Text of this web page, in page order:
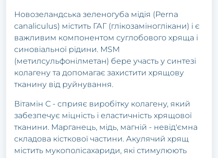
Новозеландська зеленогуба мідія (Perna
canaliculus) містить ГАГ (глікозаміноглікани) і є
важливим компонентом суглобового хряща і
синовіальної рідини. MSM
(метилсульфонілметан) бере участь у синтезі
колагену та допомагає захистити хрящову
тканину від руйнування.
Вітамін С - сприяє виробітку колагену, який
забезпечує міцність і еластичність хрящової
тканини. Марганець, мідь, магній - невід'ємна
складова кісткової частини. Акулячий хрящ
містить мукополісахариди, які стимулюють